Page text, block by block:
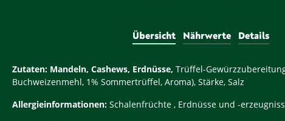
Übersicht Nährwerte Details
Zutaten: Mandeln, Cashews, Erdnüsse, Trüffel-
Buchweizenmehl, 1% Sommertrüffel, Aroma), Stärke, Salz
Allergieinformationen: Schalenfrüchte , Erdnüsse und -